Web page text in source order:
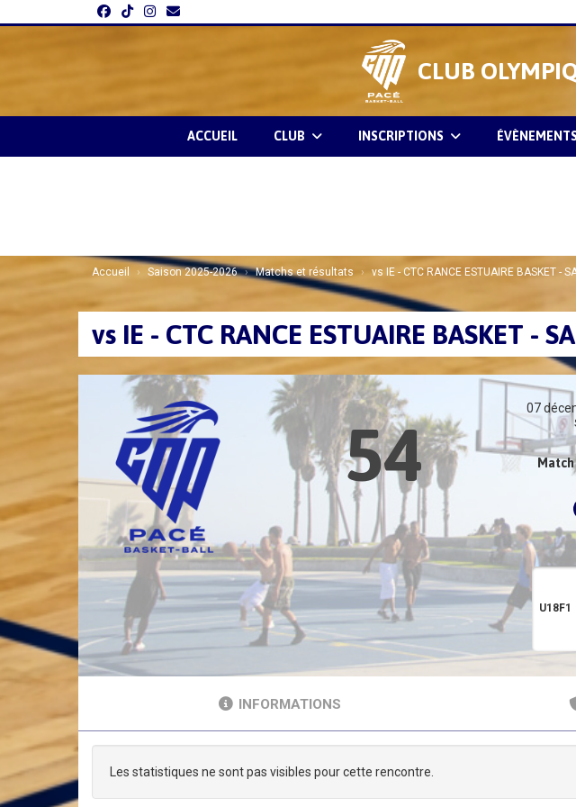
CLUB
ACCUEIL CLUB INSCRIPTIONS
Accueil Saison 2025-2026 Matchs et résultats vs IE - CTC RANCE ESTUAIRE BASKET -
vs IE - CTC RANCE ESTUAIRE BASKET -
07
54
U18F1
INFORMATIONS
Les statistiques ne sont pas visibles pour cette rencontre.
Panneau de gestion des cookies